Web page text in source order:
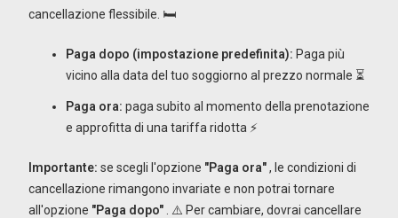
cancellazione flessibile. 🛏️
Paga dopo (impostazione predefinita): Paga più
vicino alla data del tuo soggiorno al prezzo normale ⏳
Paga ora: paga subito al momento della prenotazione
e approfitta di una tariffa ridotta ⚡
Importante: se scegli l'opzione "Paga ora", le condizioni di
cancellazione rimangono invariate e non potrai tornare
all'opzione "Paga dopo" . ⚠️ Per cambiare, dovrai cancellare